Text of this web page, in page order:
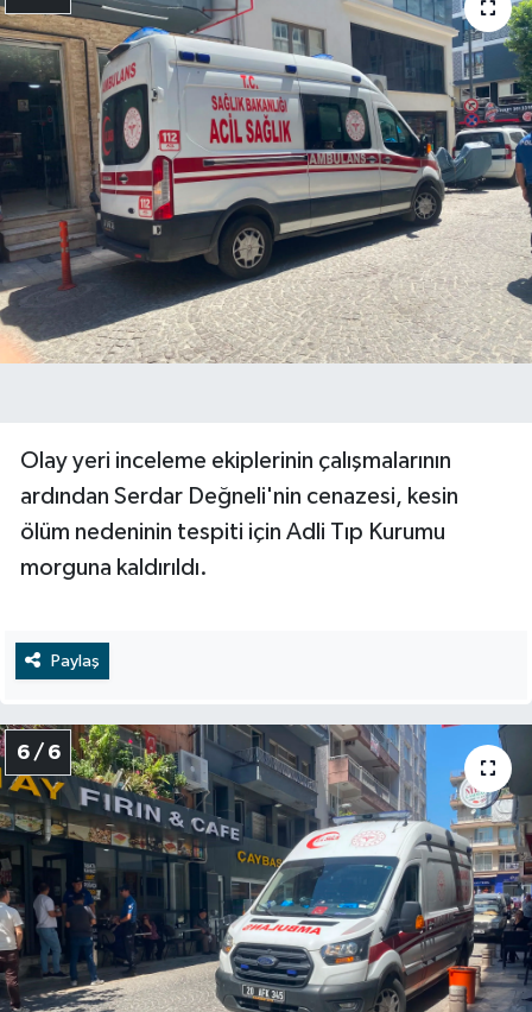
Olay yeri inceleme ekiplerinin çalışmalarının
ardından Serdar Değneli'nin cenazesi, kesin
ölüm nedeninin tespiti için Adli Tıp Kurumu
morguna kaldırıldı.
Paylaş
6 / 6